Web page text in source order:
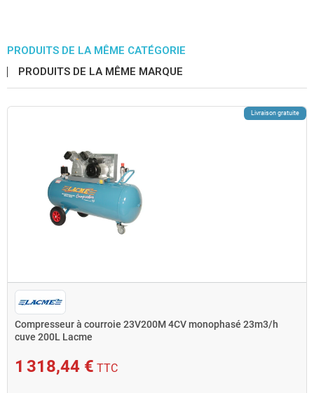
PRODUITS DE LA MÊME CATÉGORIE
PRODUITS DE LA MÊME MARQUE
Livraison gratuite
Compresseur à courroie 23V200M 4CV monophasé 23m3/h
cuve 200L Lacme
1 318,44 € TTC